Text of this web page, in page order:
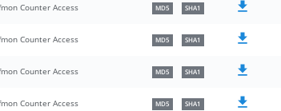
Counter Access MD5 SHA1
Counter Access MD5 SHA1
Counter Access MD5 SHA1
Counter Access MD5 SHA1